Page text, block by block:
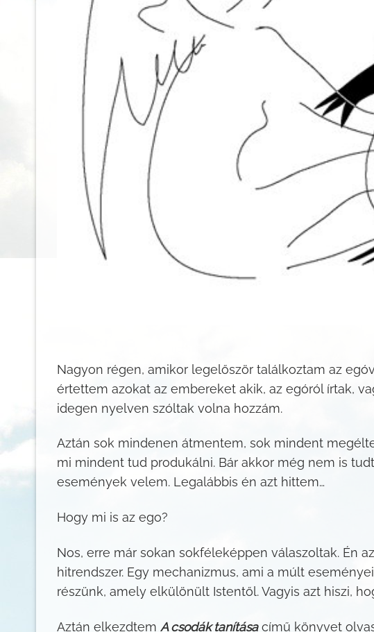
Nagyon régen, amikor legelőször találkoztam az
értettem azokat az embereket akik, az egóról írtak,
idegen nyelven szóltak volna hozzám.
Aztán sok mindenen átmentem, sok mindent
mi mindent tud produkálni. Bár akkor még nem is
események velem. Legalábbis én azt hittem…
Hogy mi is az ego?
Nos, erre már sokan sokféleképpen válaszoltak. Én
hitrendszer. Egy mechanizmus, ami a múlt
részünk, amely elkülönült Istentől. Vagyis azt hiszi,
Aztán elkezdtem A csodák tanításacímű könyvet